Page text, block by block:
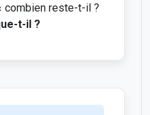
combien reste-t-il ?
t-il ?